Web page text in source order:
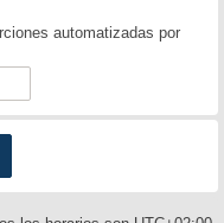
automatizadas por